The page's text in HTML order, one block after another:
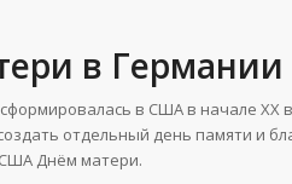
в Германии
в США в начале XX
отдельный день памяти и
Днём матери.